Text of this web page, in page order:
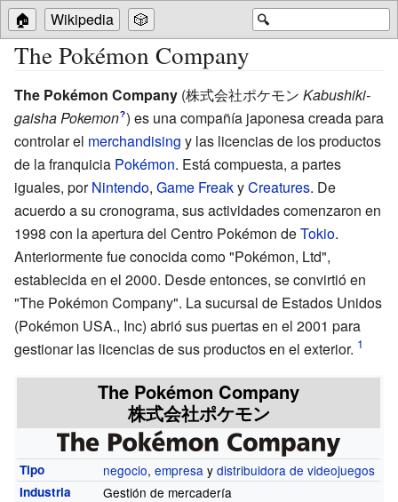
🔍
🏠 Wikipedia 🎲
The Pokémon Company
The Pokémon Company (株式会社ポケモン Kabushiki-
gaisha Pokemon?) es una compañía japonesa creada para
controlar el merchandising y las licencias de los productos
de la franquicia Pokémon. Está compuesta, a partes
iguales, porNintendo, Game FreakyCreatures. De
acuerdo a su cronograma, sus actividades comenzaron en
1998 con la apertura del Centro Pokémon deTokio.
Anteriormente fue conocida como "Pokémon, Ltd",
establecida en el 2000. Desde entonces, se convirtió en
"The Pokémon Company". La sucursal de Estados Unidos
(Pokémon USA., Inc) abrió sus puertas en el 2001 para
gestionar las licencias de sus productos en el exterior.
The Pokémon Company
株式会社ポケモン
Tipo negocio,empresa ydistribuidora de videojuegos
Industria Gestión de mercadería